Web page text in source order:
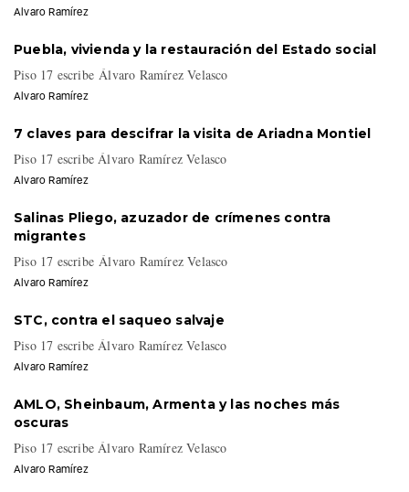
Alvaro Ramírez
Puebla, vivienda y la restauración del Estado social
Piso 17 escribe Álvaro Ramírez Velasco
Alvaro Ramírez
7 claves para descifrar la visita de Ariadna Montiel
Piso 17 escribe Álvaro Ramírez Velasco
Alvaro Ramírez
Salinas Pliego, azuzador de crímenes contra
migrantes
Piso 17 escribe Álvaro Ramírez Velasco
Alvaro Ramírez
STC, contra el saqueo salvaje
Piso 17 escribe Álvaro Ramírez Velasco
Alvaro Ramírez
AMLO, Sheinbaum, Armenta y las noches más
oscuras
Piso 17 escribe Álvaro Ramírez Velasco
Alvaro Ramírez